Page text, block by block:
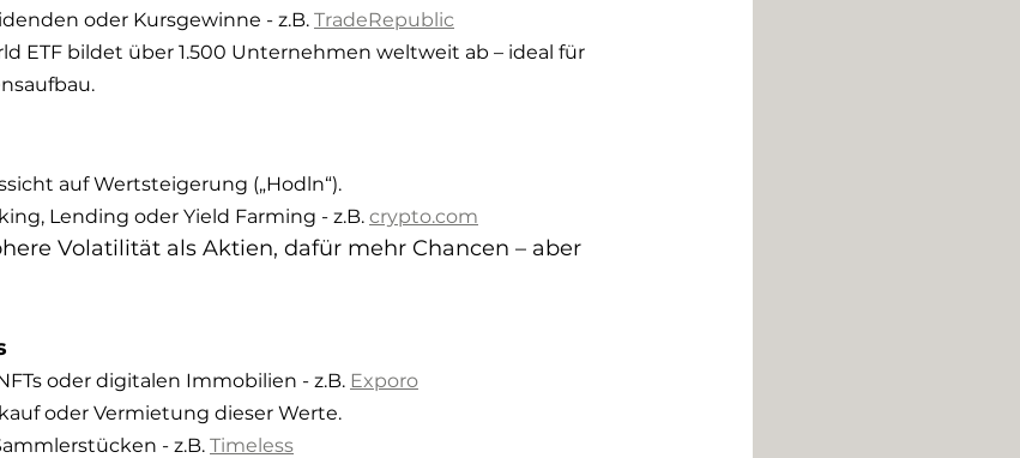
oder Kursgewinne - z.B. TradeRepublic
ETF bildet über 1.500 Unternehmen weltweit ab – ideal für
auf Wertsteigerung („Hodln“).
Lending oder Yield Farming - z.B. crypto.com
Volatilität als Aktien, dafür mehr Chancen – aber
oder digitalen Immobilien - z.B. Exporo
oder Vermietung dieser Werte.
- z.B. Timeless